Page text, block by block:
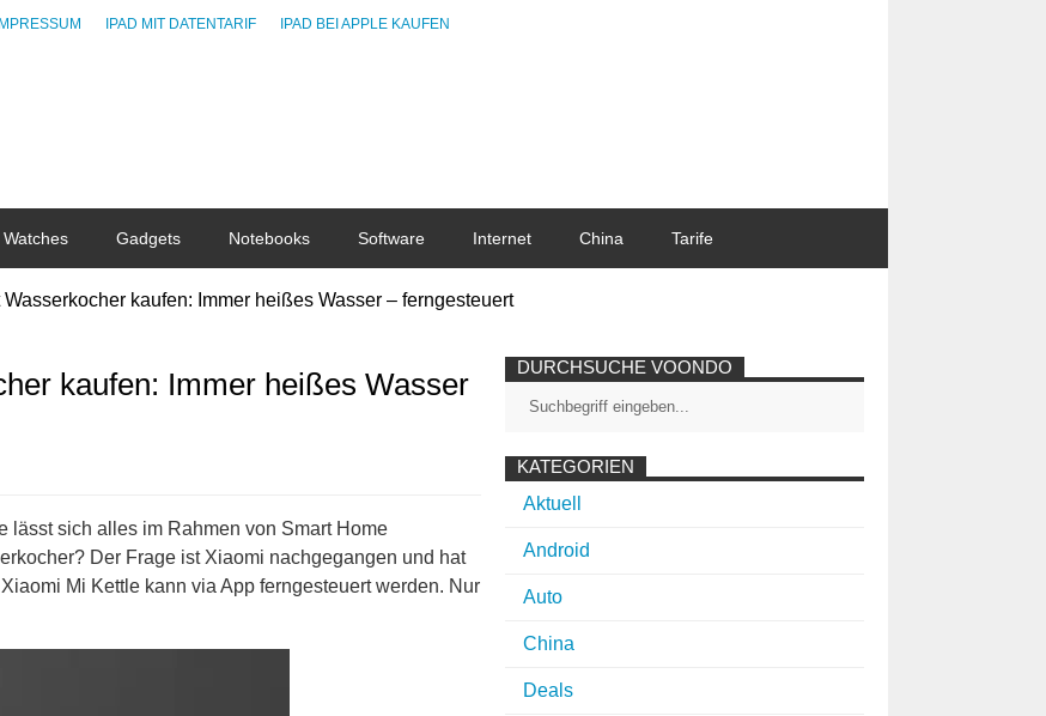
IMPRESSUM IPAD MIT DATENTARIF IPAD BEI APPLE KAUFEN
Watches Gadgets Notebooks Software Internet China Tarife
kaufen: Immer heißes Wasser – ferngesteuert
kaufen: Immer heißes Wasser
lässt sich alles im Rahmen von Smart Home
Der Frage ist Xiaomi nachgegangen und hat
Mi Kettle kann via App ferngesteuert werden. Nur
DURCHSUCHE VOONDO
KATEGORIEN
Aktuell
Android
Auto
China
Deals